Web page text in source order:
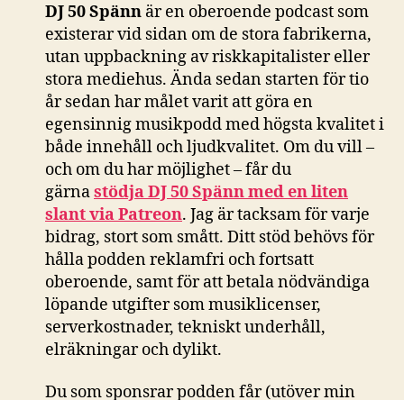
DJ 50 Spänn är en oberoende podcast som
existerar vid sidan om de stora fabrikerna,
utan uppbackning av riskkapitalister eller
stora mediehus. Ända sedan starten för tio
år sedan har målet varit att göra en
egensinnig musikpodd med högsta kvalitet i
både innehåll och ljudkvalitet. Om du vill –
och om du har möjlighet – får du
gärnastödja DJ 50 Spänn med en liten
slant via Patreon. Jag är tacksam för varje
bidrag, stort som smått. Ditt stöd behövs för
hålla podden reklamfri och fortsatt
oberoende, samt för att betala nödvändiga
löpande utgifter som musiklicenser,
serverkostnader, tekniskt underhåll,
elräkningar och dylikt.
Du som sponsrar podden får (utöver min